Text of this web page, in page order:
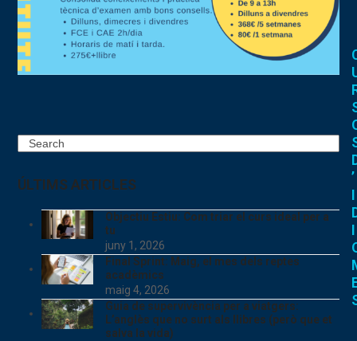
Search
ÚLTIMS ARTICLES
Objectiu Estiu: Com triar el curs ideal per a
tu
juny 1, 2026
Final Sprint: Maig, el mes dels reptes
acadèmics
maig 4, 2026
Guia de supervivència per a viatgers:
L’anglès que no surt als llibres (però que et
salva la vida)
’
I
I